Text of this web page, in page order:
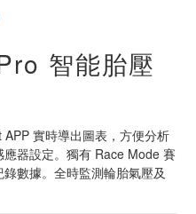
智能胎壓
實時導出圖表，方便分析
器設定。獨有 Race Mode 賽
數據。全時監測輪胎氣壓及